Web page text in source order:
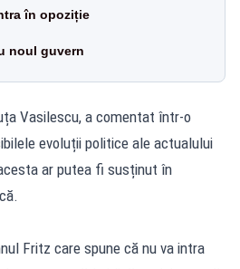
în opoziție
noul guvern
Vasilescu, a comentat într-o
evoluții politice ale actualului
ar putea fi susținut în
Fritz care spune că nu va intra